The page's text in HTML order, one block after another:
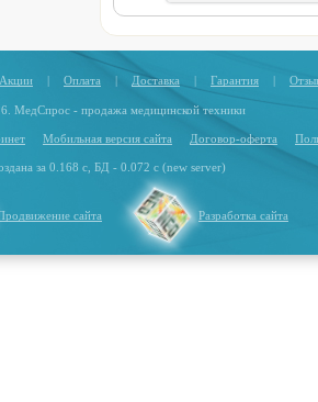
Акции | Оплата | Доставка | Гарантия |
МедСпрос - продажа медицинской техники
Мобильная версия сайта Договор-оферта
за 0.168 с, БД - 0.072 с (new server)
сайта Разработка сайта